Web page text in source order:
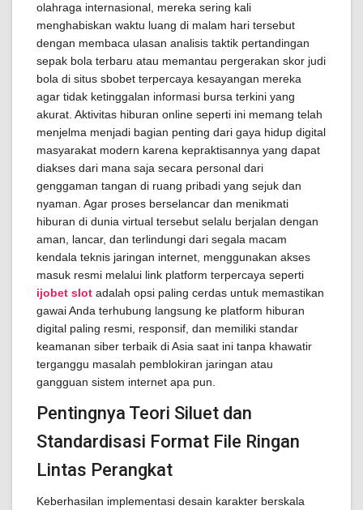
olahraga internasional, mereka sering kali
menghabiskan waktu luang di malam hari tersebut
dengan membaca ulasan analisis taktik pertandingan
sepak bola terbaru atau memantau pergerakan skor judi
bola di situs sbobet terpercaya kesayangan mereka
agar tidak ketinggalan informasi bursa terkini yang
akurat. Aktivitas hiburan online seperti ini memang telah
menjelma menjadi bagian penting dari gaya hidup digital
masyarakat modern karena kepraktisannya yang dapat
diakses dari mana saja secara personal dari
genggaman tangan di ruang pribadi yang sejuk dan
nyaman. Agar proses berselancar dan menikmati
hiburan di dunia virtual tersebut selalu berjalan dengan
aman, lancar, dan terlindungi dari segala macam
kendala teknis jaringan internet, menggunakan akses
masuk resmi melalui link platform terpercaya seperti
ijobet slot adalah opsi paling cerdas untuk memastikan
gawai Anda terhubung langsung ke platform hiburan
digital paling resmi, responsif, dan memiliki standar
keamanan siber terbaik di Asia saat ini tanpa khawatir
terganggu masalah pemblokiran jaringan atau
gangguan sistem internet apa pun.
Pentingnya Teori Siluet dan
Standardisasi Format File Ringan
Lintas Perangkat
Keberhasilan implementasi desain karakter berskala